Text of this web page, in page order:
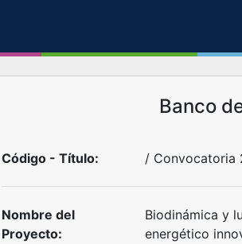
Banco
Código - Título: / Convocatoria
Nombre del
Proyecto:
Biodinámica y
energético